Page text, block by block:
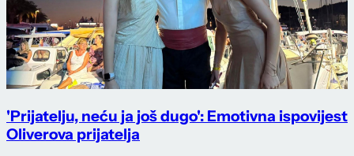
'Prijatelju, neću ja još dugo': Emotivna ispovijest
Oliverova prijatelja